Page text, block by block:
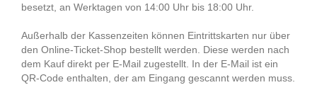
besetzt, an Werktagen von 14:00 Uhr bis 18:00 Uhr.
Außerhalb der Kassenzeiten können Eintrittskarten nur über
den Online-Ticket-Shop bestellt werden. Diese werden nach
dem Kauf direkt per E-Mail zugestellt. In der E-Mail ist ein
QR-Code enthalten, der am Eingang gescannt werden muss.